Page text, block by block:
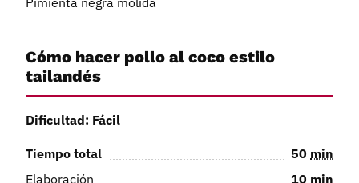
Cómo hacer pollo al coco estilo
tailandés
Dificultad: Fácil
Tiempo total 50 min
Elaboración
10 min